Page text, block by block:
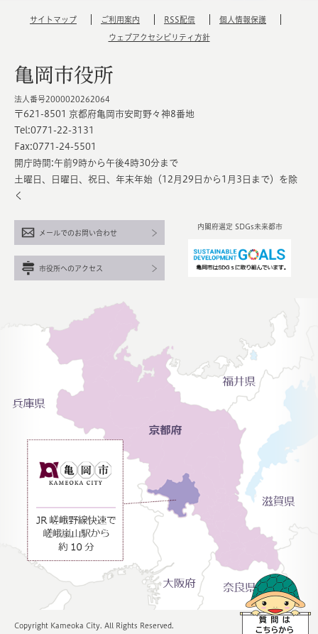
サイトマップ ご利用案内 RSS配信 個人情報保護
ウェブアクセシビリティ方針
亀岡市役所
法人番号2000020262064
〒621-8501 京都府亀岡市安町野々神8番地
Tel:0771-22-3131
Fax:0771-24-5501
開庁時間:午前9時から午後4時30分まで
土曜日、日曜日、祝日、年末年始（12月29日から1月3日まで）を除
く
内閣府選定 SDGs未来都市
メールでのお問い合わせ
市役所へのアクセス
Copyright Kameoka City. All Rights Reserved.